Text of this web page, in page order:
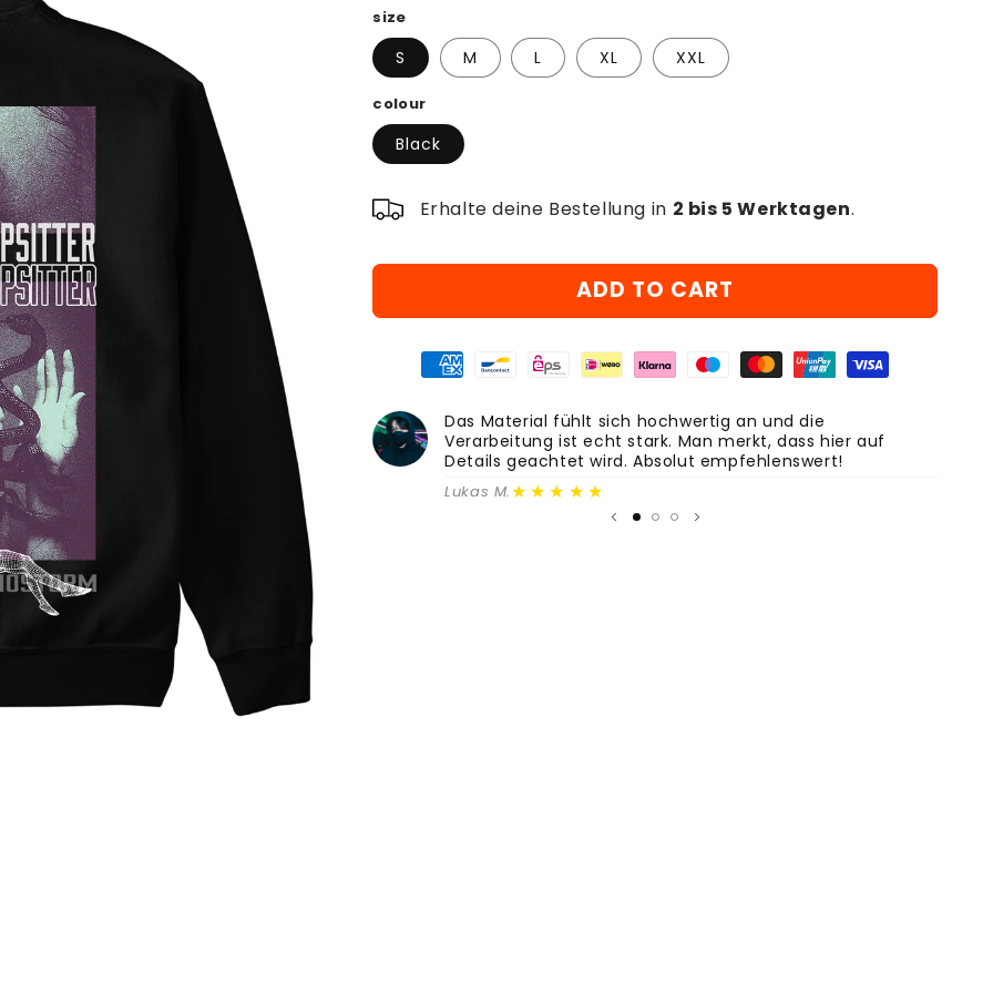
size
S M L XL XXL
colour
Black
Erhalte deine Bestellung in 2 bis 5 Werktagen.
ADD TO CART
Das Material fühlt sich hochwertig an und die
Verarbeitung ist echt stark. Man merkt, dass hier auf
Details geachtet wird. Absolut empfehlenswert!
Lukas M.★★★★★